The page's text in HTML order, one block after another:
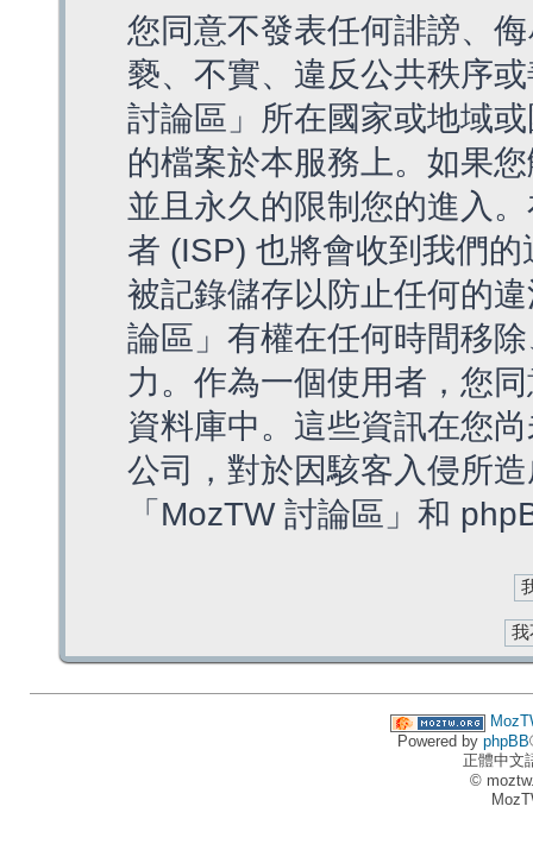
您同意不發表任何誹謗、
褻、不實、違反公共秩序
討論區」所在國家或地域
的檔案於本服務上。如果
並且永久的限制您的進入
者 (ISP) 也將會收到我們
被記錄儲存以防止任何的
論區」有權在任何時間移
力。作為一個使用者，您
資料庫中。這些資訊在您
公司，對於因駭客入侵所
「MozTW 討論區」和
Powered by phpBB
正體中文
©